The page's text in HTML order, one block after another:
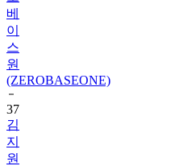
베
이
스
원
(ZEROBASEONE)
37
김
지
원